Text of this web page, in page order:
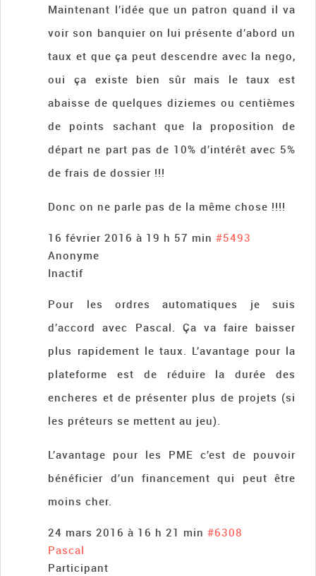
Maintenant l’idée que un patron quand il va
voir son banquier on lui présente d’abord un
taux et que ça peut descendre avec la nego,
oui ça existe bien sûr mais le taux est
abaisse de quelques diziemes ou centièmes
de points sachant que la proposition de
départ ne part pas de 10% d’intérêt avec 5%
de frais de dossier !!!
Donc on ne parle pas de la même chose !!!!
16 février 2016 à 19 h 57 min #5493
Anonyme
Inactif
Pour les ordres automatiques je suis
d’accord avec Pascal. Ça va faire baisser
plus rapidement le taux. L’avantage pour la
plateforme est de réduire la durée des
encheres et de présenter plus de projets (si
les préteurs se mettent au jeu).
L’avantage pour les PME c’est de pouvoir
bénéficier d’un financement qui peut être
moins cher.
24 mars 2016 à 16 h 21 min #6308
Pascal
Participant